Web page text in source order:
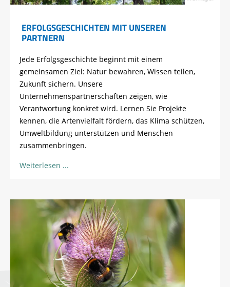
ERFOLGSGESCHICHTEN MIT UNSEREN
PARTNERN
Jede Erfolgsgeschichte beginnt mit einem
gemeinsamen Ziel: Natur bewahren, Wissen teilen,
Zukunft sichern. Unsere
Unternehmenspartnerschaften zeigen, wie
Verantwortung konkret wird. Lernen Sie Projekte
kennen, die Artenvielfalt fördern, das Klima schützen,
Umweltbildung unterstützen und Menschen
zusammenbringen.
Weiterlesen